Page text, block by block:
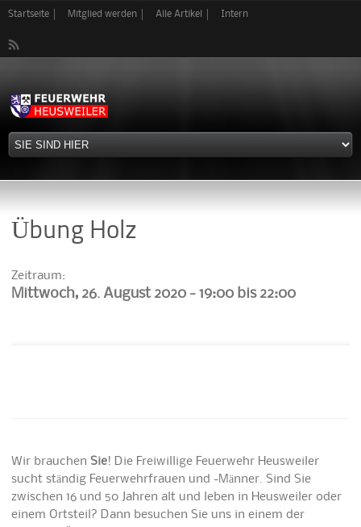
Direkt
Startseite Mitglied werden Alle Artikel Intern
Übung Holz
Zeitraum:
Mittwoch, 26. August 2020 -19:00 bis 22:00
Wir brauchenSie! Die Freiwillige Feuerwehr Heusweiler
sucht ständig Feuerwehrfrauen und -Männer. Sind Sie
zwischen 16 und 50 Jahren alt und leben in Heusweiler oder
einem Ortsteil? Dann besuchen Sie uns in einem der